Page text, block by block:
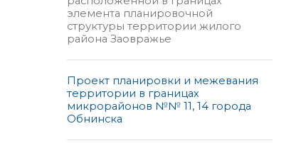
элемента планировочной
структуры территории жилого
района Заовражье
Проект планировки и межевания
территории в границах
микрорайонов №№ 11, 14 города
Обнинска